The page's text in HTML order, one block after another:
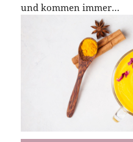
und kommen immer…